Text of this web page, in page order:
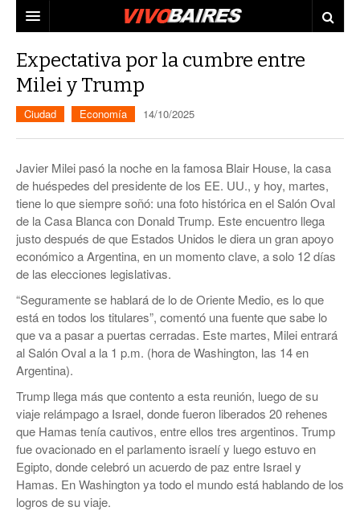
PAÍS
CONURBANO
ECONOMÍA
JUDICIALES
AGENDA
MUNDO
ELLAS
TECNO
VIDEOS
Expectativa por la cumbre entre
Milei y Trump
Ciudad Economía 14/10/2025
Javier Milei pasó la noche en la famosa Blair House, la casa
de huéspedes del presidente de los EE. UU., y hoy, martes,
tiene lo que siempre soñó: una foto histórica en el Salón Oval
de la Casa Blanca con Donald Trump. Este encuentro llega
justo después de que Estados Unidos le diera un gran apoyo
económico a Argentina, en un momento clave, a solo 12 días
de las elecciones legislativas.
“Seguramente se hablará de lo de Oriente Medio, es lo que
está en todos los titulares”, comentó una fuente que sabe lo
que va a pasar a puertas cerradas. Este martes, Milei entrará
al Salón Oval a la 1 p.m. (hora de Washington, las 14 en
Argentina).
Trump llega más que contento a esta reunión, luego de su
viaje relámpago a Israel, donde fueron liberados 20 rehenes
que Hamas tenía cautivos, entre ellos tres argentinos. Trump
fue ovacionado en el parlamento israelí y luego estuvo en
Egipto, donde celebró un acuerdo de paz entre Israel y
Hamas. En Washington ya todo el mundo está hablando de los
logros de su viaje.